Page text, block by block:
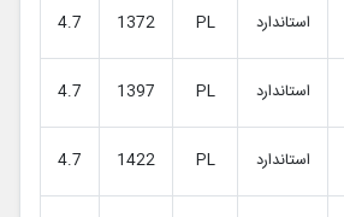
استاندارد PL
1372
4.7
استاندارد PL
1397
4.7
استاندارد PL
1422
4.7